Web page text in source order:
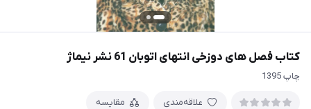
کتاب فصل های دوزخی انتهای اتوبان 61 نشر نیماژ
چاپ 1395
علاقه‌مندی مقایسه